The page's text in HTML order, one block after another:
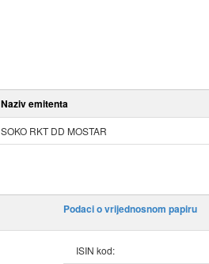
Naziv emitenta
SOKO RKT DD MOSTAR
Podaci o vrijednosnom papiru
ISIN kod: